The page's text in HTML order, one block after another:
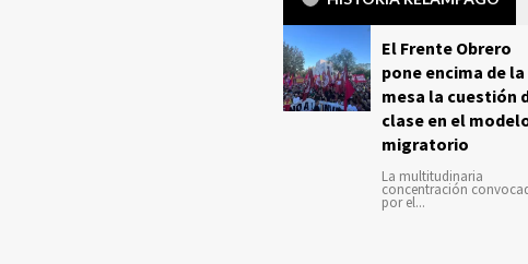
El Frente Obrero
pone encima de la
mesa la cuestión
clase en el
migratorio
La multitudinaria
concentración
por el...